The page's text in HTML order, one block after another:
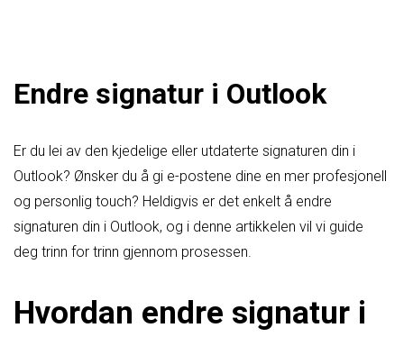
Endre signatur i Outlook
Er du lei av den kjedelige eller utdaterte signaturen din i
Outlook? Ønsker du å gi e-postene dine en mer profesjonell
og personlig touch? Heldigvis er det enkelt å endre
signaturen din i Outlook, og i denne artikkelen vil vi guide
deg trinn for trinn gjennom prosessen.
Hvordan endre signatur i